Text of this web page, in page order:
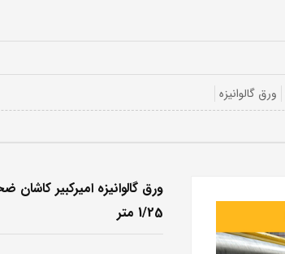
ورق گالوانیزه
1/25 متر